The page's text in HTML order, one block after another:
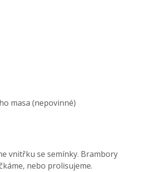
masa (nepovinné)
vnitřku se semínky. Brambory
nebo prolisujeme.